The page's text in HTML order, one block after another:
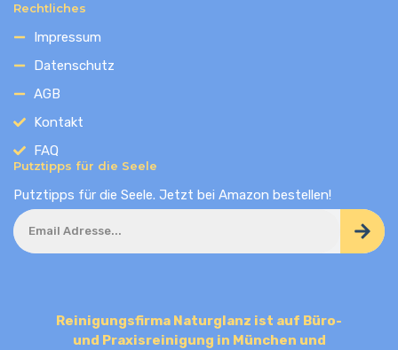
Rechtliches
Impressum
Datenschutz
AGB
Kontakt
FAQ
Putztipps für die Seele
Putztipps für die Seele. Jetzt bei Amazon bestellen!
Reinigungsfirma Naturglanz ist auf Büro-
und Praxisreinigung in München und